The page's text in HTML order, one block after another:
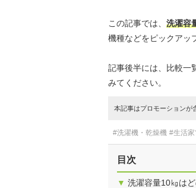
この記事では、 洗濯容
機種などをピックアッ
記事後半には、比較一
みてください。
本記事はプロモーションが
#洗濯機・乾燥機 #生活
目次
▼ 洗濯容量10㎏は